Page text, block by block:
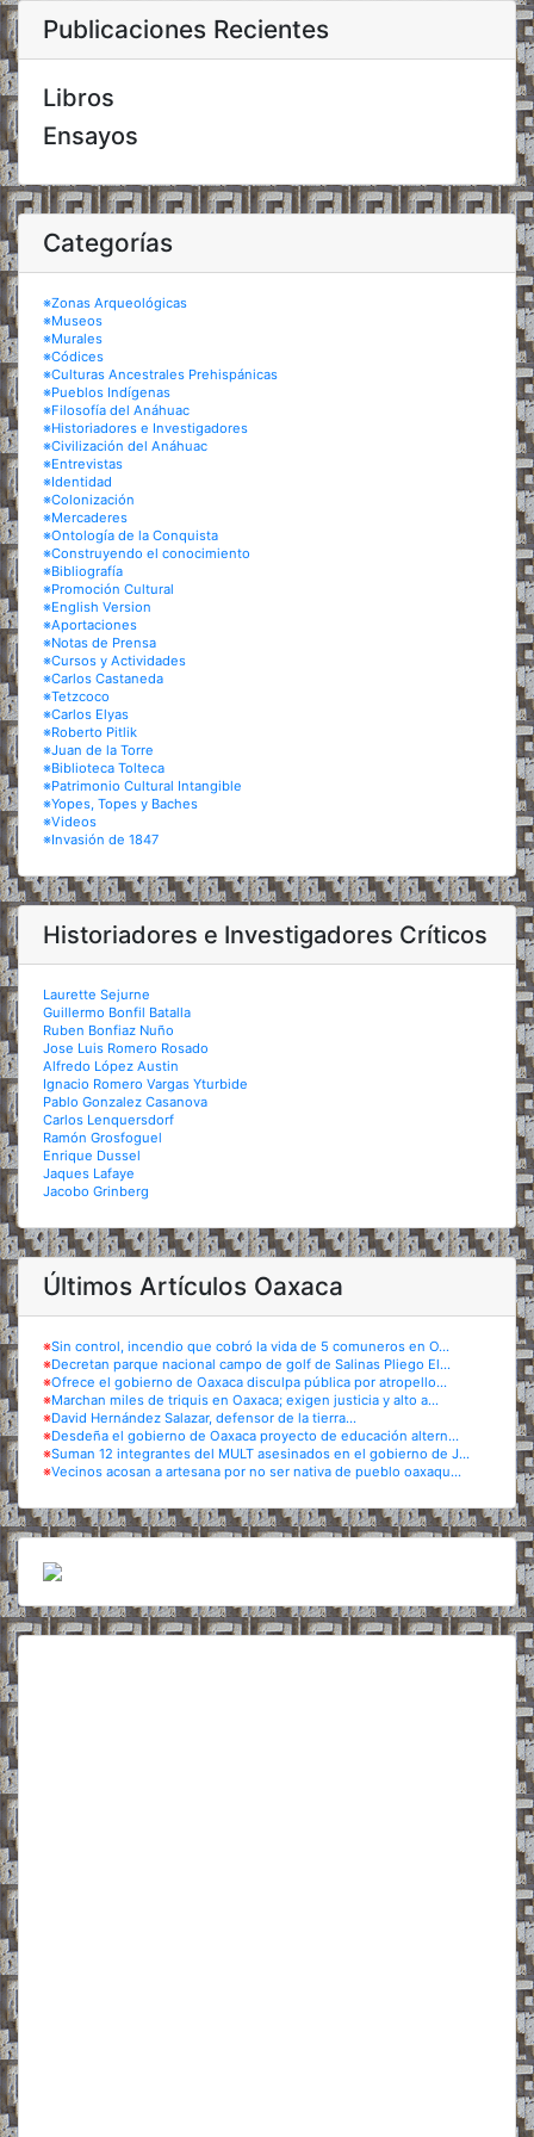
Publicaciones Recientes
Libros
Ensayos
Categorías
※Zonas Arqueológicas
※Museos
※Murales
※Códices
※Culturas Ancestrales Prehispánicas
※Pueblos Indígenas
※Filosofía del Anáhuac
※Historiadores e Investigadores
※Civilización del Anáhuac
※Entrevistas
※Identidad
※Colonización
※Mercaderes
※Ontología de la Conquista
※Construyendo el conocimiento
※Bibliografía
※Promoción Cultural
※English Version
※Aportaciones
※Notas de Prensa
※Cursos y Actividades
※Carlos Castaneda
※Tetzcoco
※Carlos Elyas
※Roberto Pitlik
※Juan de la Torre
※Biblioteca Tolteca
※Patrimonio Cultural Intangible
※Yopes, Topes y Baches
※Videos
※Invasión de 1847
Historiadores e Investigadores Críticos
Laurette Sejurne
Guillermo Bonfil Batalla
Ruben Bonfiaz Nuño
Jose Luis Romero Rosado
Alfredo López Austin
Ignacio Romero Vargas Yturbide
Pablo Gonzalez Casanova
Carlos Lenquersdorf
Ramón Grosfoguel
Enrique Dussel
Jaques Lafaye
Jacobo Grinberg
Últimos Artículos Oaxaca
※Sin control, incendio que cobró la vida de 5 comuneros en O...
※Decretan parque nacional campo de golf de Salinas Pliego El...
※Ofrece el gobierno de Oaxaca disculpa pública por atropello...
※Marchan miles de triquis en Oaxaca; exigen justicia y alto a...
※David Hernández Salazar, defensor de la tierra...
※Desdeña el gobierno de Oaxaca proyecto de educación altern...
※Suman 12 integrantes del MULT asesinados en el gobierno de J...
※Vecinos acosan a artesana por no ser nativa de pueblo oaxaqu...